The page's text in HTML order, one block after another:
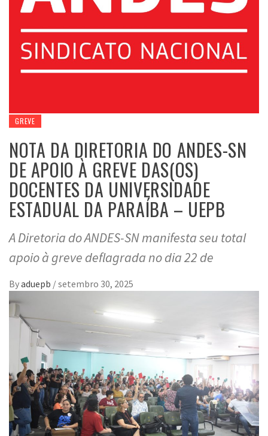
GREVE
NOTA DA DIRETORIA DO ANDES-SN
DE APOIO À GREVE DAS(OS)
DOCENTES DA UNIVERSIDADE
ESTADUAL DA PARAÍBA – UEPB
A Diretoria do ANDES-SN manifesta seu total
apoio à greve deflagrada no dia 22 de
Byaduepb /setembro 30, 2025